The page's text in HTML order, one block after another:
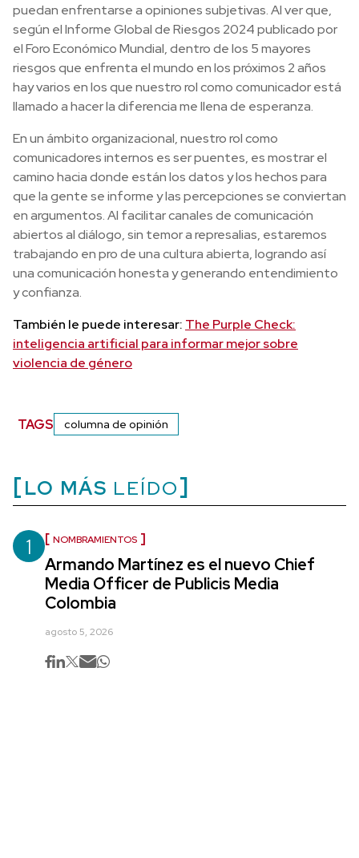
puedan enfrentarse a opiniones subjetivas. Al ver que,
según el Informe Global de Riesgos 2024 publicado por
el Foro Económico Mundial, dentro de los 5 mayores
riesgos que enfrenta el mundo en los próximos 2 años
hay varios en los que nuestro rol como comunicador está
llamado a hacer la diferencia me llena de esperanza.
En un ámbito organizacional, nuestro rol como
comunicadores internos es ser puentes, es mostrar el
camino hacia donde están los datos y los hechos para
que la gente se informe y las percepciones se conviertan
en argumentos. Al facilitar canales de comunicación
abiertos al diálogo, sin temor a represalias, estaremos
trabajando en pro de una cultura abierta, logrando así
una comunicación honesta y generando entendimiento
y confianza.
También le puede interesar: The Purple Check:
inteligencia artificial para informar mejor sobre
violencia de género
TAGS columna de opinión
LO MÁS LEÍDO
1 NOMBRAMIENTOS
Armando Martínez es el nuevo Chief
Media Officer de Publicis Media
Colombia
agosto 5, 2026